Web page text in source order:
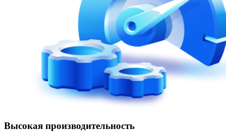
Высокая производительность